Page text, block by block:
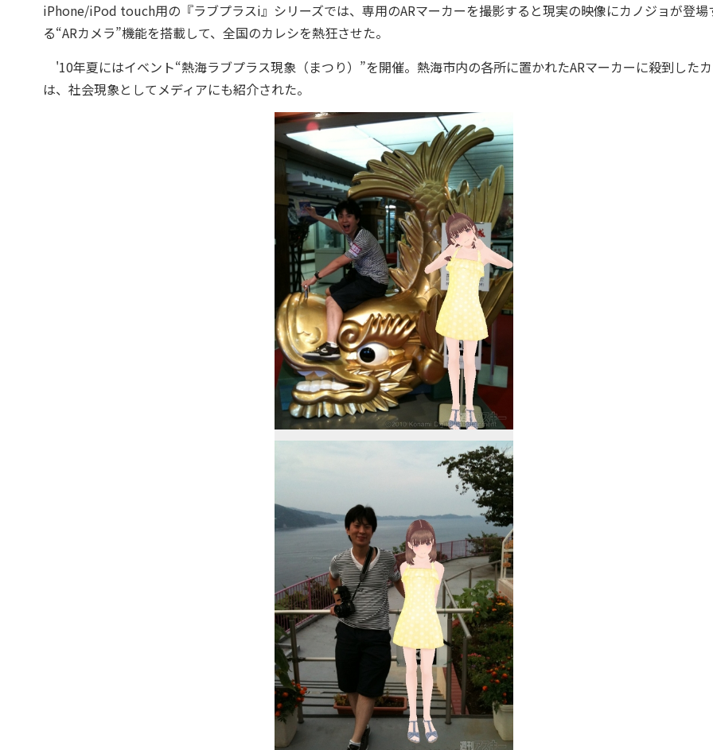
iPhone/iPod touch用の『ラブプラスi』シリーズでは、専用のARマーカーを撮影すると現実の映像にカノジョが登場
る“ARカメラ”機能を搭載して、全国のカレシを熱狂させた。
'10年夏にはイベント“熱海ラブプラス現象（まつり）”を開催。熱海市内の各所に置かれたARマーカーに殺到した
は、社会現象としてメディアにも紹介された。